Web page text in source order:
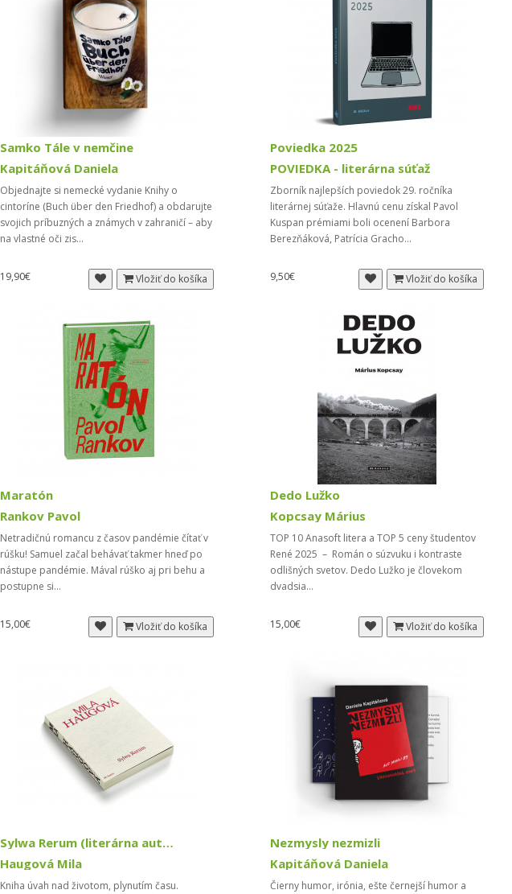
Samko Tále v nemčine
Kapitáňová Daniela
Objednajte si nemecké vydanie Knihy o
cintoríne (Buch über den Friedhof) a obdarujte
svojich príbuzných a známych v zahraničí – aby
na vlastné oči zis...
19,90€ Vložiť do košíka
Poviedka 2025
POVIEDKA - literárna súťaž
Zborník najlepších poviedok 29. ročníka
literárnej súťaže. Hlavnú cenu získal Pavol
Kuspan prémiami boli ocenení Barbora
Berezňáková, Patrícia Gracho...
9,50€ Vložiť do košíka
Maratón
Rankov Pavol
Netradičnú romancu z časov pandémie čítať v
rúšku! Samuel začal behávať takmer hneď po
nástupe pandémie. Mával rúško aj pri behu a
postupne si...
15,00€ Vložiť do košíka
Dedo Lužko
Kopcsay Márius
TOP 10 Anasoft litera a TOP 5 ceny študentov
René 2025 – Román o súzvuku i kontraste
odlišných svetov. Dedo Lužko je človekom
dvadsia...
15,00€ Vložiť do košíka
Sylwa Rerum (literárna autobiografia)
Haugová Mila
Kniha úvah nad životom, plynutím času.
Nezmysly nezmizli
Kapitáňová Daniela
Čierny humor, irónia, ešte černejší humor a